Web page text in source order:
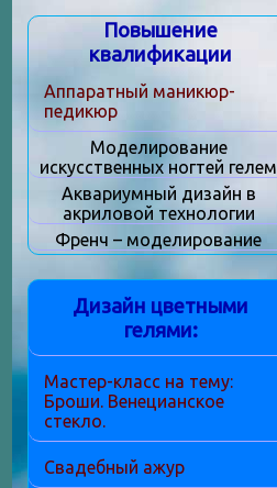
Повышение
квалификации
Аппаратный маникюр-
педикюр
Моделирование
искусственных ногтей гелем
Аквариумный дизайн в
акриловой технологии
Френч – моделирование
Дизайн цветными
гелями:
Мастер-класс на тему:
Броши. Венецианское
стекло.
Свадебный ажур